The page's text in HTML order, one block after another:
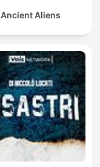
Ancient Aliens